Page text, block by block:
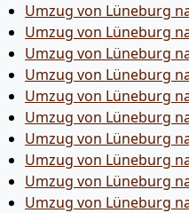
Umzug von Lüneburg
Umzug von Lüneburg
Umzug von Lüneburg
Umzug von Lüneburg
Umzug von Lüneburg
Umzug von Lüneburg
Umzug von Lüneburg
Umzug von Lüneburg
Umzug von Lüneburg
Umzug von Lüneburg